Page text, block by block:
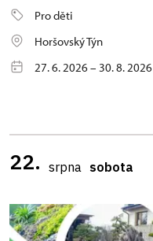
Pro děti
Horšovský Týn
27. 6. 2026 – 30. 8. 2026
22. srpna sobota